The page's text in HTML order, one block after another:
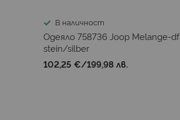
В наличност
Одеяло 758736 Joop Melange-df
stein/silber
102,25 €/199,98 лв.